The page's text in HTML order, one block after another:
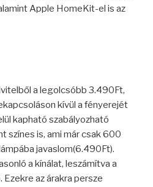
Apple HomeKit-el is az
a legolcsóbb 3.490Ft,
kívül a fényerejét
kapható szabályozható
színes is, ami már csak 600
javaslom(6.490Ft).
a kínálat, leszámítva a
az árakra persze